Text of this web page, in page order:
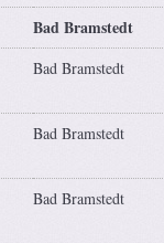
Bad Bramstedt
Bad Bramstedt
Bad Bramstedt
Bad Bramstedt